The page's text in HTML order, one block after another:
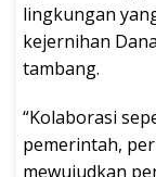
lingkungan
kejernihan
tambang.
“Kolaborasi
pemerintah,
mewujudkan